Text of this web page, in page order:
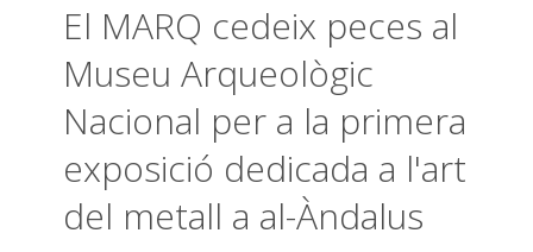
El MARQ cedeix peces al
Museu Arqueològic
Nacional per a la primera
exposició dedicada a l'art
del metall a al-Àndalus